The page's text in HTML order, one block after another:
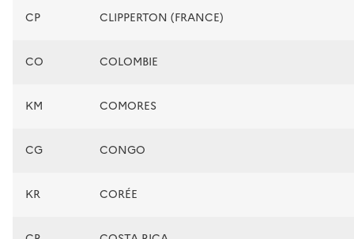
CP CLIPPERTON (FRANCE)
CO COLOMBIE
KM COMORES
CG CONGO
KR CORÉE